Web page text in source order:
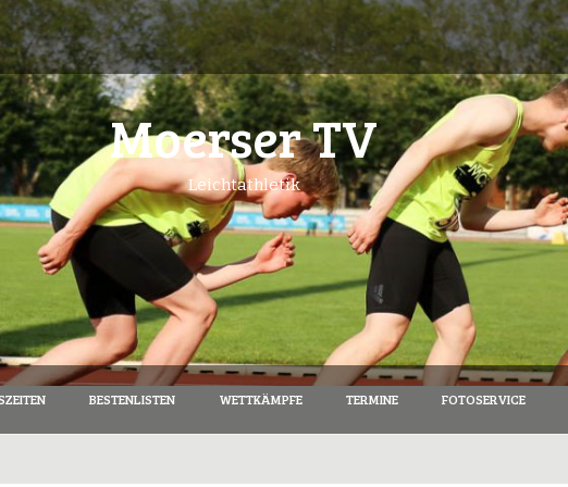
Moerser TV
Leichtathletik
BESTENLISTEN WETTKÄMPFE TERMINE FOTOSERVICE